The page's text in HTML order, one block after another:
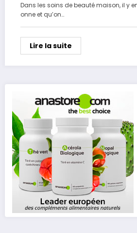
Dans les soins de beauté maison, il y
onne et qu’on…
Lire la suite